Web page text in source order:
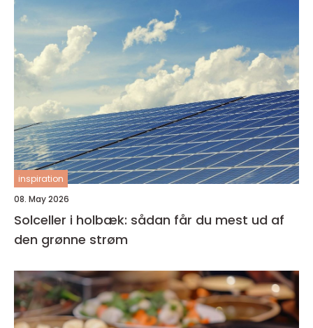
inspiration
08. May 2026
Solceller i holbæk: sådan får du mest ud af
den grønne strøm